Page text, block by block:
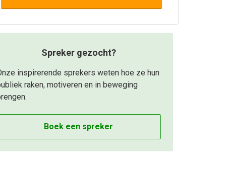
Spreker gezocht?
inspirerende sprekers weten hoe ze hun
raken, motiveren en in beweging
Boek een spreker